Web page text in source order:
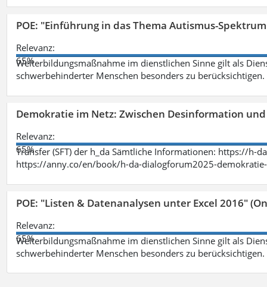
POE: "Einführung in das Thema Autismus-
Relevanz:
65%
Weiterbildungsmaßnahme im dienstlichen Sinne gilt als
schwerbehinderter Menschen besonders zu berücksichtigen.
Demokratie im Netz: Zwischen Desinformation
Relevanz:
65%
Transfer (SFT) der h_da Sämtliche Informationen: https://
https://anny.co/en/book/h-da-dialogforum2025-
POE: "Listen & Datenanalysen unter Excel 2016"
Relevanz:
65%
Weiterbildungsmaßnahme im dienstlichen Sinne gilt als
schwerbehinderter Menschen besonders zu berücksichtigen.